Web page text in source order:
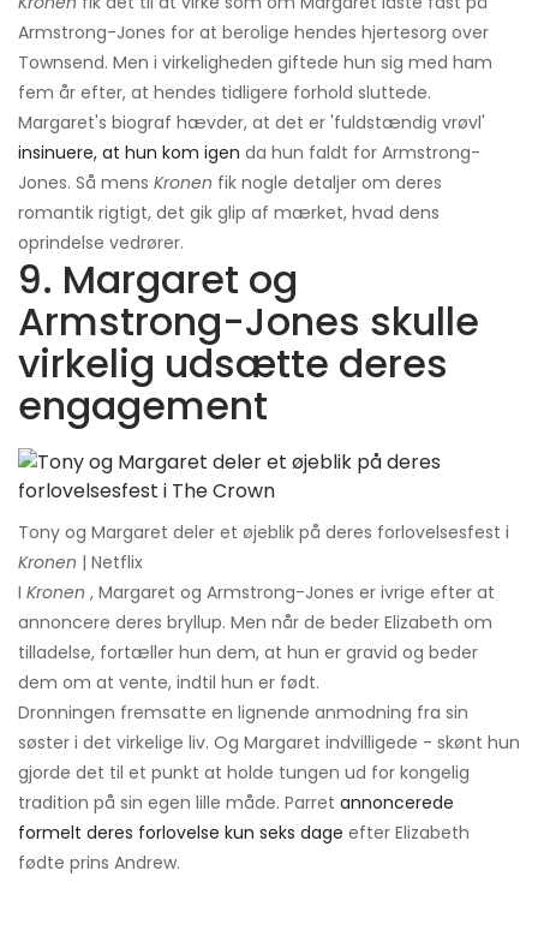
Armstrong-Jones for at berolige hendes hjertesorg over
Townsend. Men i virkeligheden giftede hun sig med ham
fem år efter, at hendes tidligere forhold sluttede.
Margaret's biograf hævder, at det er 'fuldstændig vrøvl'
insinuere, at hun kom igen da hun faldt for Armstrong-
Jones. Så mens Kronen fik nogle detaljer om deres
romantik rigtigt, det gik glip af mærket, hvad dens
oprindelse vedrører.
9. Margaret og
Armstrong-Jones skulle
virkelig udsætte deres
engagement
Tony og Margaret deler et øjeblik på deres forlovelsesfest i
Kronen | Netflix
I Kronen , Margaret og Armstrong-Jones er ivrige efter at
annoncere deres bryllup. Men når de beder Elizabeth om
tilladelse, fortæller hun dem, at hun er gravid og beder
dem om at vente, indtil hun er født.
Dronningen fremsatte en lignende anmodning fra sin
søster i det virkelige liv. Og Margaret indvilligede - skønt hun
gjorde det til et punkt at holde tungen ud for kongelig
tradition på sin egen lille måde. Parret annoncerede
formelt deres forlovelse kun seks dage efter Elizabeth
fødte prins Andrew.